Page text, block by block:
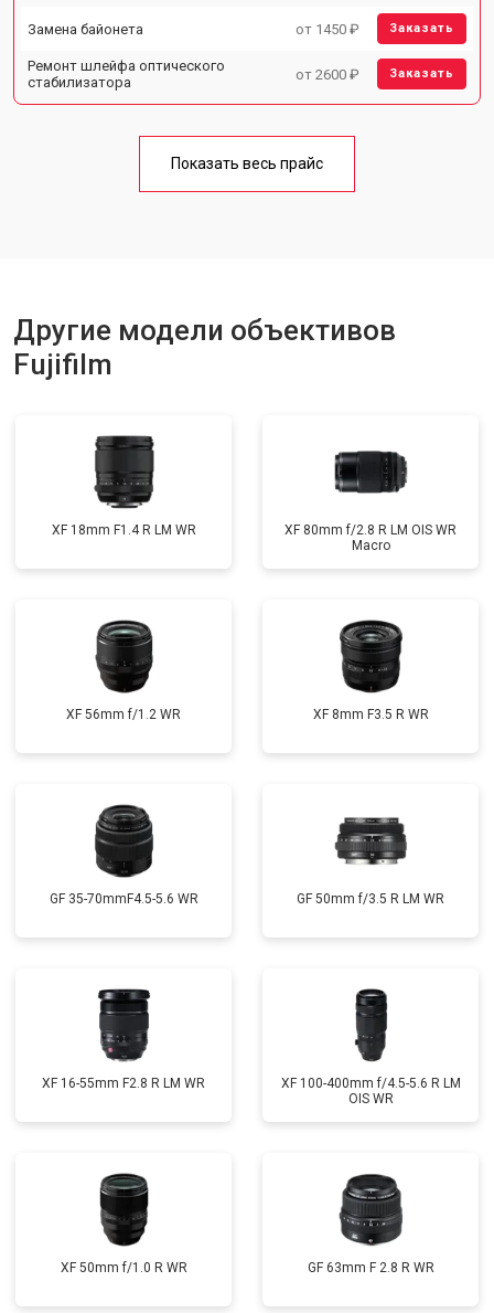
Замена байонета от 1450 ₽ Заказать
Ремонт шлейфа оптического
стабилизатора
от 2600 ₽ Заказать
Показать весь прайс
Другие модели объективов
Fujifilm
XF 18mm F1.4 R LM WR
XF 80mm f/2.8 R LM OIS WR
Macro
XF 56mm f/1.2 WR XF 8mm F3.5 R WR
GF 35-70mmF4.5-5.6 WR GF 50mm f/3.5 R LM WR
XF 16-55mm F2.8 R LM WR
XF 100-400mm f/4.5-5.6 R LM
OIS WR
XF 50mm f/1.0 R WR GF 63mm F 2.8 R WR